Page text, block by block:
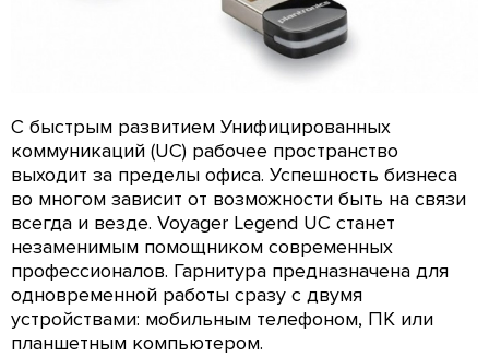
С быстрым развитием Унифицированных
коммуникаций (UC) рабочее пространство
выходит за пределы офиса. Успешность бизнеса
во многом зависит от возможности быть на связи
всегда и везде. Voyager Legend UC станет
незаменимым помощником современных
профессионалов. Гарнитура предназначена для
одновременной работы сразу с двумя
устройствами: мобильным телефоном, ПК или
планшетным компьютером.